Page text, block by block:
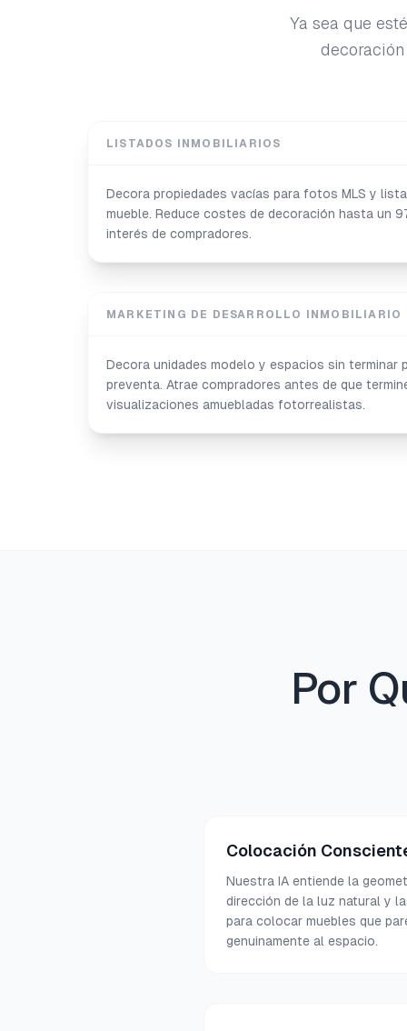
Ya sea que
LISTADOS INMOBILIARIOS
Decora propiedades vacías para fotos MLS y
mueble. Reduce costes de decoración hasta un
interés de compradores.
MARKETING DE DESARROLLO INMOBILIARIO
Decora unidades modelo y espacios sin terminar
preventa. Atrae compradores antes de que
visualizaciones amuebladas fotorrealistas.
Por
Colocación
Nuestra IA entiende la
dirección de la luz natural y
para colocar muebles que
genuinamente al espacio.